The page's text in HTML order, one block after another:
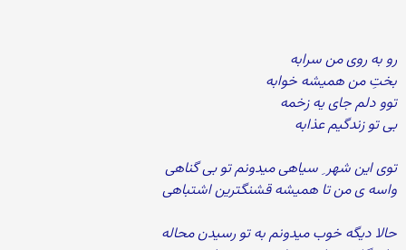
رو به روی من سرابه
بختِ من همیشه خوابه
توو دلم جای یه زخمه
بی تو زندگیم عذابه
توی این شهر ِ سیاهی میدونم تو بی گناهی
واسه ی من تا همیشه قشنگترین اشتباهی
حالا دیگه خوب میدونم به تو رسیدن محاله